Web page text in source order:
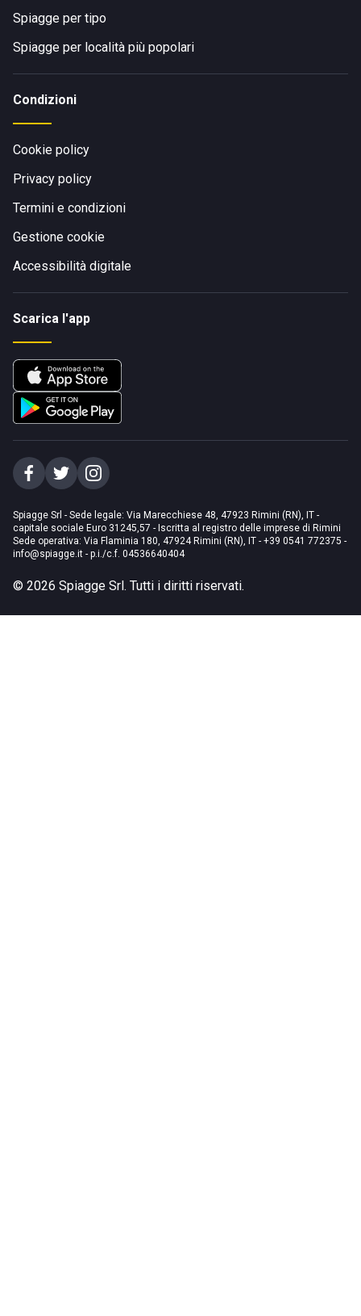
Spiagge per tipo
Spiagge per località più popolari
Condizioni
Cookie policy
Privacy policy
Termini e condizioni
Gestione cookie
Accessibilità digitale
Scarica l'app
Spiagge Srl - Sede legale: Via Marecchiese 48, 47923 Rimini (RN), IT -
capitale sociale Euro 31245,57 - Iscritta al registro delle imprese di Rimini
Sede operativa: Via Flaminia 180, 47924 Rimini (RN), IT - +39 0541 772375 -
info@spiagge.it - p.i./c.f. 04536640404
© 2026 Spiagge Srl. Tutti i diritti riservati.